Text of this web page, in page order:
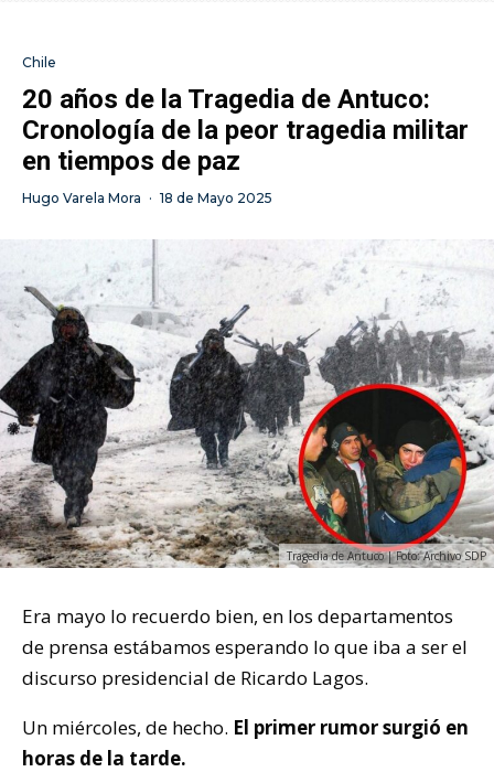
Chile
20 años de la Tragedia de Antuco:
Cronología de la peor tragedia militar
en tiempos de paz
Hugo Varela Mora · 18 de Mayo 2025
Tragedia de Antuco | Foto: Archivo SDP
Era mayo lo recuerdo bien, en los departamentos
de prensa estábamos esperando lo que iba a ser el
discurso presidencial de Ricardo Lagos.
Un miércoles, de hecho. El primer rumor surgió en
horas de la tarde.